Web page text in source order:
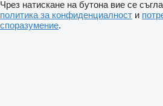
Чрез натискане на бутона вие се
политика за конфиденциалност и
споразумение.